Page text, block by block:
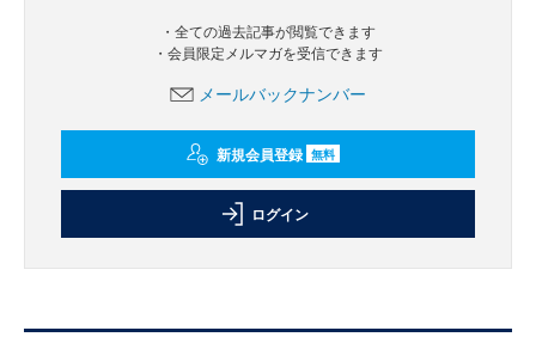
・全ての過去記事が閲覧できます
・会員限定メルマガを受信できます
メールバックナンバー
新規会員登録 無料
ログイン